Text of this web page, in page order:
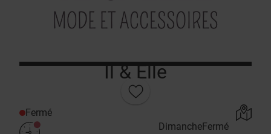
Il & Elle
Fermé
DimancheFermé